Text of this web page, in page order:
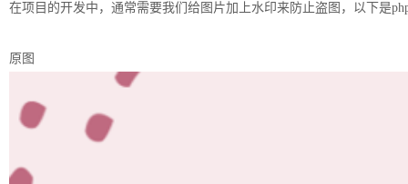
在项目的开发中，通常需要我们给图片加上水印来防止盗图，以下是
原图